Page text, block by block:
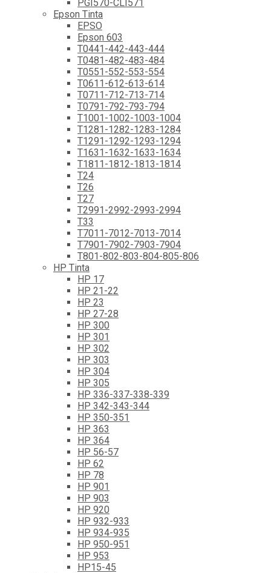
PGI570-CLI571
Epson Tinta
EPSO
Epson 603
T0441-442-443-444
T0481-482-483-484
T0551-552-553-554
T0611-612-613-614
T0711-712-713-714
T0791-792-793-794
T1001-1002-1003-1004
T1281-1282-1283-1284
T1291-1292-1293-1294
T1631-1632-1633-1634
T1811-1812-1813-1814
T24
T26
T27
T2991-2992-2993-2994
T33
T7011-7012-7013-7014
T7901-7902-7903-7904
T801-802-803-804-805-806
HP Tinta
HP 17
HP 21-22
HP 23
HP 27-28
HP 300
HP 301
HP 302
HP 303
HP 304
HP 305
HP 336-337-338-339
HP 342-343-344
HP 350-351
HP 363
HP 364
HP 56-57
HP 62
HP 78
HP 901
HP 903
HP 920
HP 932-933
HP 934-935
HP 950-951
HP 953
HP15-45